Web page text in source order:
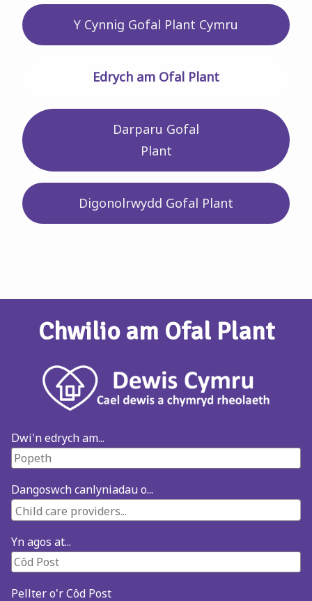
Y Cynnig Gofal Plant Cymru
Edrych am Ofal Plant
Darparu Gofal
Plant
Digonolrwydd Gofal Plant
Chwilio am Ofal Plant
Dwi'n edrych am...
Dangoswch canlyniadau o...
Yn agos at...
Pellter o'r Côd Post